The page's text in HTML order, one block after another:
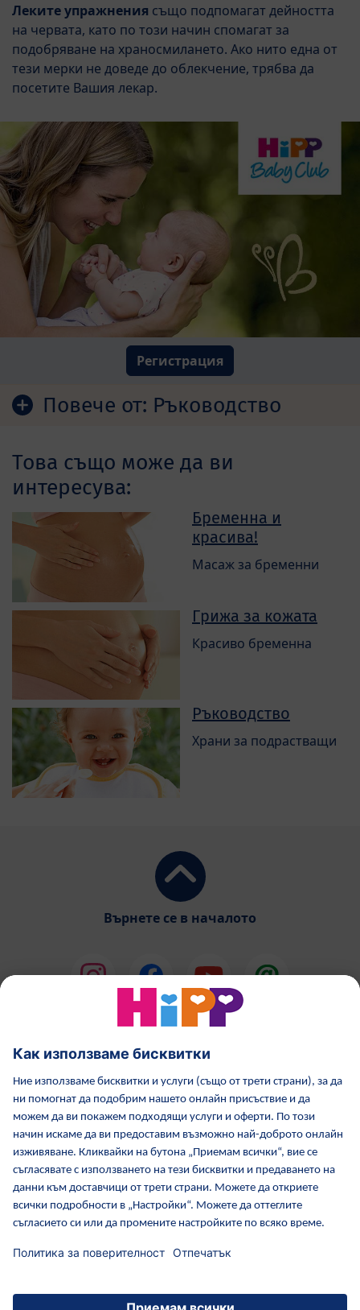
Леките упражнения също подпомагат дейността
на червата, като по този начин спомагат за
подобряване на храносмилането. Ако нито една от
тези мерки не доведе до облекчение, трябва да
посетите Вашия лекар.
Регистрация
Повече от: Ръководство
Това също може да ви
интересува:
Бременна и
красива!
Масаж за бременни
Грижа за кожата
Красиво бременна
Ръководство
Храни за подрастващи
Върнете се в началото
Грижа за кожата от HiPP
HiPP по време бременност
Политика за поверителност
Общи условия
Отпечатване
Повече за HiPP Контакти